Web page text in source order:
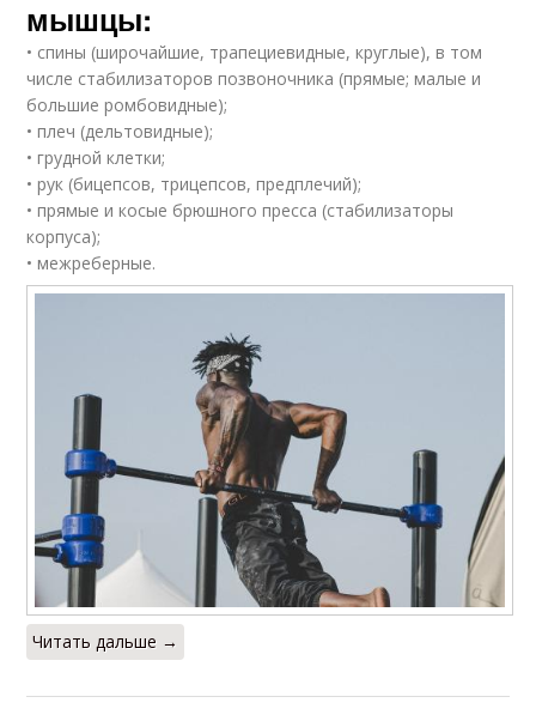
мышцы:
• спины (широчайшие, трапециевидные, круглые), в том
числе стабилизаторов позвоночника (прямые; малые и
большие ромбовидные);
• плеч (дельтовидные);
• грудной клетки;
• рук (бицепсов, трицепсов, предплечий);
• прямые и косые брюшного пресса (стабилизаторы
корпуса);
• межреберные.
Читать дальше →